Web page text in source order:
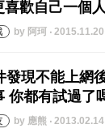
by 阿珂 ‧ 2015.11.20
by 應熊 ‧ 2013.02.14